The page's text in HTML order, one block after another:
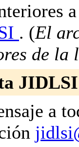
. (El
de la
JIDLSI
a